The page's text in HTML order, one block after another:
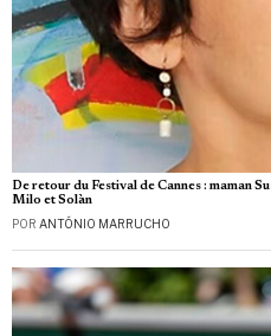
De retour du Festival de Cannes : maman
Milo et Solàn
POR ANTÓNIO MARRUCHO